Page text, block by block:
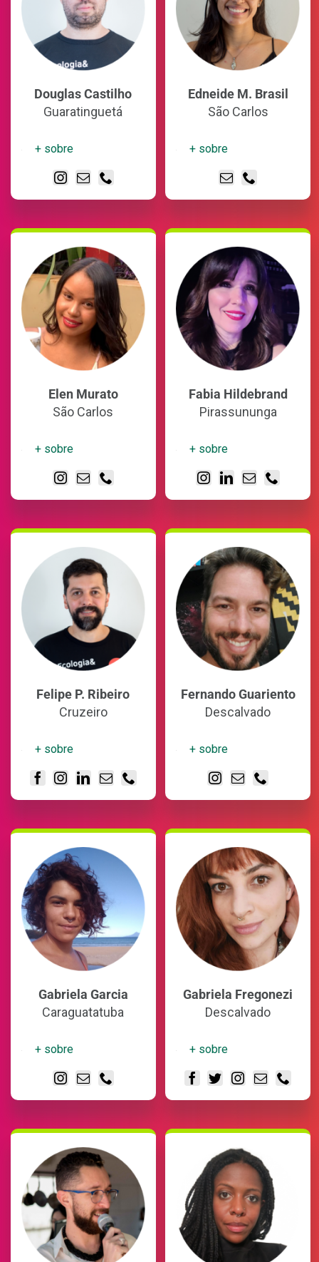
Douglas Castilho
Guaratinguetá
+ sobre
Edneide M. Brasil
São Carlos
+ sobre
Elen Murato
São Carlos
+ sobre
Fabia Hildebrand
Pirassununga
+ sobre
Felipe P. Ribeiro
Cruzeiro
+ sobre
Fernando Guariento
Descalvado
+ sobre
Gabriela Garcia
Caraguatatuba
+ sobre
Gabriela Fregonezi
Descalvado
+ sobre